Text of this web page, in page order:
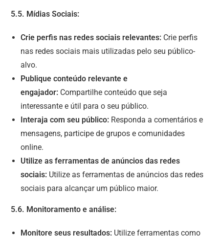
5.5. Mídias Sociais:
Crie perfis nas redes sociais relevantes: Crie perfis
nas redes sociais mais utilizadas pelo seu público-
alvo.
Publique conteúdo relevante e
engajador: Compartilhe conteúdo que seja
interessante e útil para o seu público.
Interaja com seu público: Responda a comentários e
mensagens, participe de grupos e comunidades
online.
Utilize as ferramentas de anúncios das redes
sociais: Utilize as ferramentas de anúncios das redes
sociais para alcançar um público maior.
5.6. Monitoramento e análise:
Monitore seus resultados: Utilize ferramentas como